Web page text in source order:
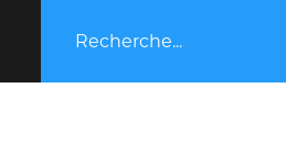
Recherche...